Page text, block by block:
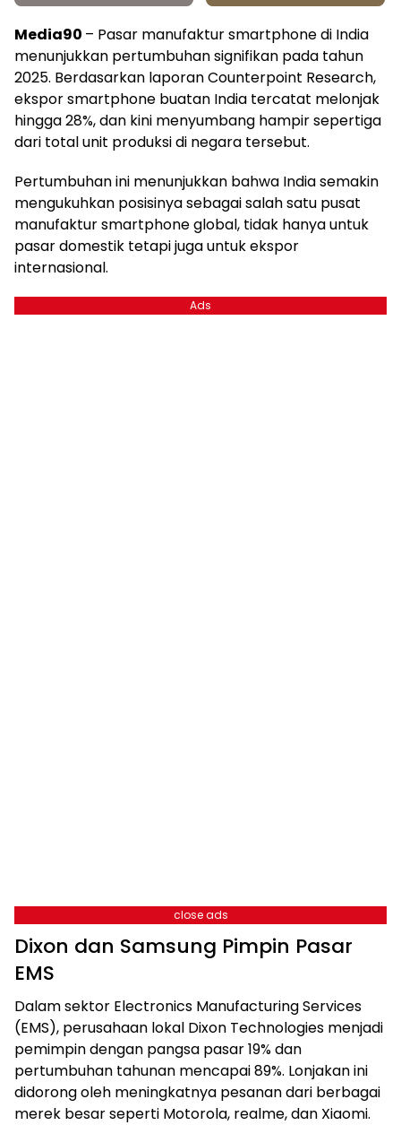
Media90 – Pasar manufaktur smartphone di India
menunjukkan pertumbuhan signifikan pada tahun
2025. Berdasarkan laporan Counterpoint Research,
ekspor smartphone buatan India tercatat melonjak
hingga 28%, dan kini menyumbang hampir sepertiga
dari total unit produksi di negara tersebut.
Pertumbuhan ini menunjukkan bahwa India semakin
mengukuhkan posisinya sebagai salah satu pusat
manufaktur smartphone global, tidak hanya untuk
pasar domestik tetapi juga untuk ekspor
internasional.
Ads
close ads
Dixon dan Samsung Pimpin Pasar
EMS
Dalam sektor Electronics Manufacturing Services
(EMS), perusahaan lokal Dixon Technologies menjadi
pemimpin dengan pangsa pasar 19% dan
pertumbuhan tahunan mencapai 89%. Lonjakan ini
didorong oleh meningkatnya pesanan dari berbagai
merek besar seperti Motorola, realme, dan Xiaomi.